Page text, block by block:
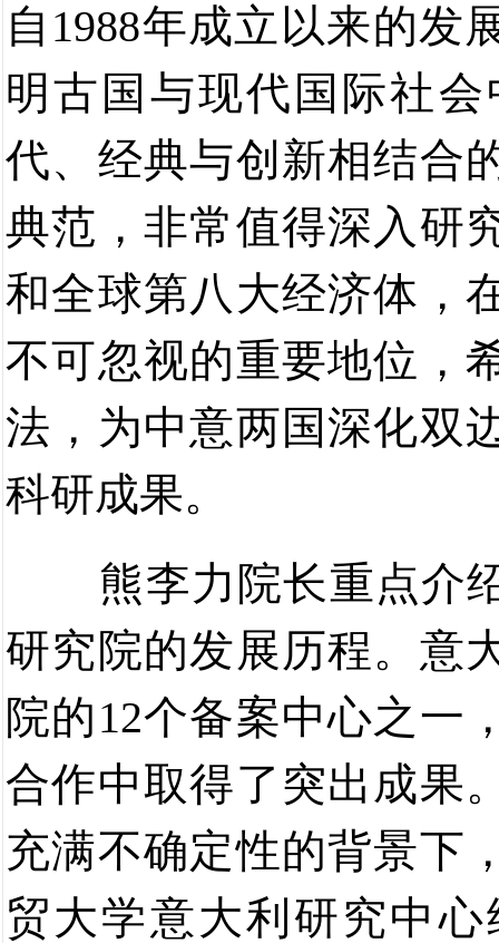
自 1988年成立以来的发
明古国与现代国际社
代、经典与创新相结合
典范，非常值得深入研
和全球第八大经济体，
不可忽视的重要地位 ，
法，为中意两国深化双
科研成果。
熊李力院长重点介
研究院的发展历程。 意
院的12个备案中心之一
合作中取得了突出成果
充满不确定性的背景下
贸大学意大利研究中